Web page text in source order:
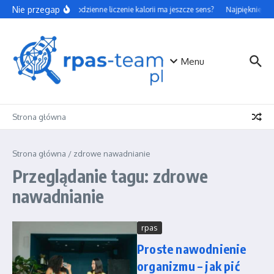
Przejdź do treści
Nie przegapCzy codzienne liczenie kalorii ma jeszcze sens?
Menu
Strona główna
Strona główna / zdrowe nawadnianie
Przeglądanie tagu: zdrowe
nawadnianie
rpas
Proste nawodnienie
organizmu – jak pić